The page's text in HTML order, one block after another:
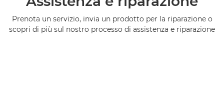
Prenota un servizio, invia un prodotto per la riparazione o
scopri di più sul nostro processo di assistenza e riparazione